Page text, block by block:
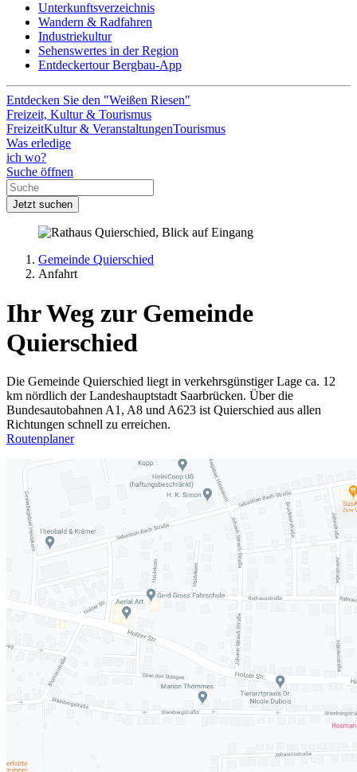
Unterkunftsverzeichnis
Wandern & Radfahren
Industriekultur
Sehenswertes in der Region
Entdeckertour Bergbau-App
Entdecken Sie den "Weißen Riesen"
Freizeit, Kultur & Tourismus
FreizeitKultur & VeranstaltungenTourismus
Was erledige
ich wo?
Suche öffnen
Jetzt suchen
Gemeinde Quierschied
Anfahrt
Ihr Weg zur Gemeinde
Quierschied
Die Gemeinde Quierschied liegt in verkehrsgünstiger Lage ca. 12
km nördlich der Landeshauptstadt Saarbrücken. Über die
Bundesautobahnen A1, A8 und A623 ist Quierschied aus allen
Richtungen schnell zu erreichen.
Routenplaner